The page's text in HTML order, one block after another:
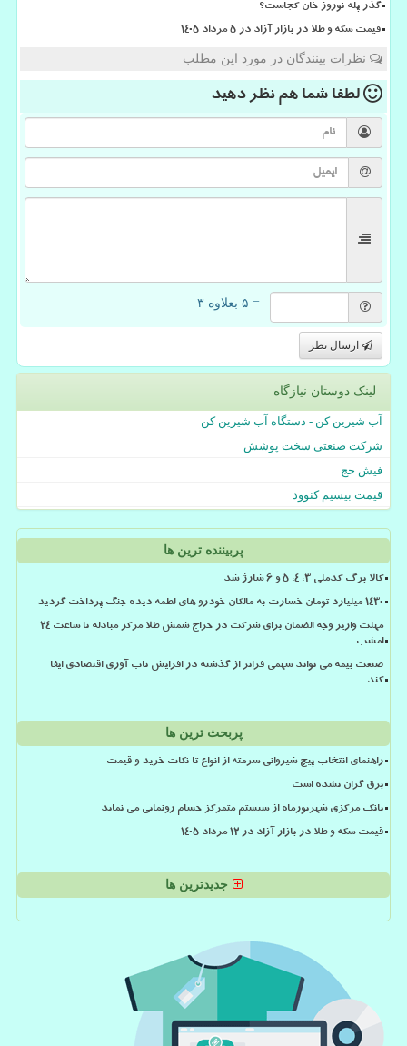
گذر پله نوروز خان کجاست؟
قیمت سکه و طلا در بازار آزاد در ۵ مرداد ۱۴۰۵
نظرات بینندگان در مورد این مطلب
لطفا شما همنظر دهید
= ۵ بعلاوه ۳
ارسال نظر
لینک دوستان نیازگاه
آب شیرین کن - دستگاه آب شیرین کن
شرکت صنعتی سخت پوشش
فیش حج
قیمت بیسیم کنوود
پربیننده ترین ها
کالا برگ کدملی 3، 4، 5 و 6 شارژ شد
۱۴۳۰ میلیارد تومان خسارت به مالکان خودرو های لطمه دیده جنگ پرداخت گردید
مهلت واریز وجه الضمان برای شرکت در حراج شمش طلا مرکز مبادله تا ساعت ۲۴
امشب
صنعت بیمه می تواند سهمی فراتر از گذشته در افزایش تاب آوری اقتصادی ایفا
کند
پربحث ترین ها
راهنمای انتخاب پیچ شیروانی سرمته از انواع تا نکات خرید و قیمت
برق گران نشده است
بانک مرکزی شهریورماه از سیستم متمرکز حسام رونمایی می نماید
قیمت سکه و طلا در بازار آزاد در ۱۲ مرداد ۱۴۰۵
جدیدترین ها